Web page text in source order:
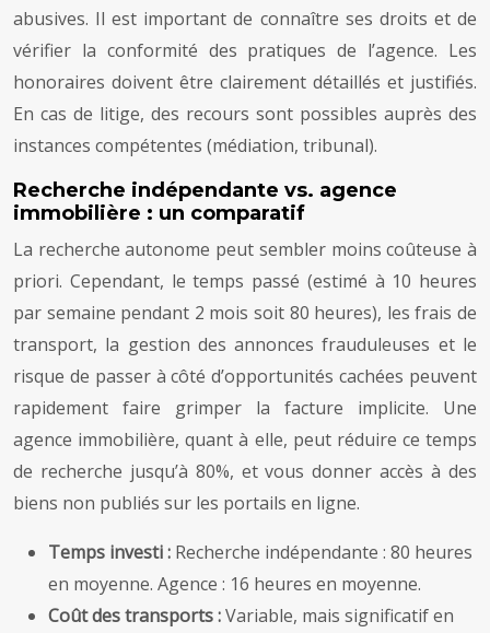
abusives. Il est important de connaître ses droits et de
vérifier la conformité des pratiques de l’agence. Les
honoraires doivent être clairement détaillés et justifiés.
En cas de litige, des recours sont possibles auprès des
instances compétentes (médiation, tribunal).
Recherche indépendante vs. agence
immobilière : un comparatif
La recherche autonome peut sembler moins coûteuse à
priori. Cependant, le temps passé (estimé à 10 heures
par semaine pendant 2 mois soit 80 heures), les frais de
transport, la gestion des annonces frauduleuses et le
risque de passer à côté d’opportunités cachées peuvent
rapidement faire grimper la facture implicite. Une
agence immobilière, quant à elle, peut réduire ce temps
de recherche jusqu’à 80%, et vous donner accès à des
biens non publiés sur les portails en ligne.
Temps investi : Recherche indépendante : 80 heures
en moyenne. Agence : 16 heures en moyenne.
Coût des transports :Variable, mais significatif en